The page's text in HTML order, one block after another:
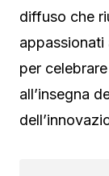
diffuso che
appassionati
per
all’insegna